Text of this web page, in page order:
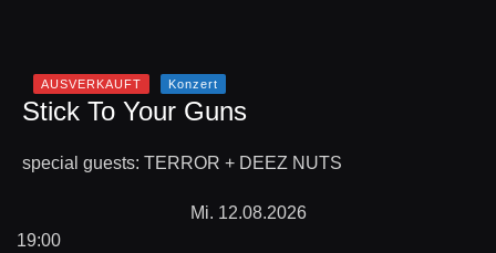
AUSVERKAUFT Konzert
Stick To Your Guns
special guests: TERROR + DEEZ NUTS
Mi. 12.08.2026
19:00